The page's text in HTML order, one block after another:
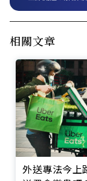
相關文章
外送專法今上